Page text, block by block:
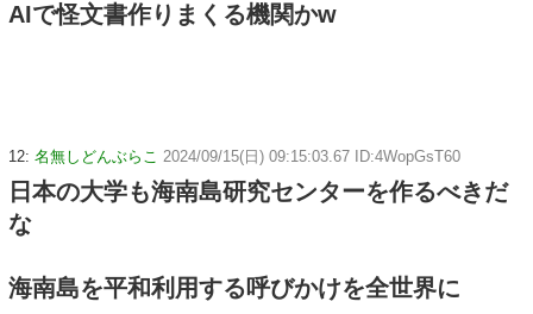
AIで怪文書作りまくる機関かw
12: 名無しどんぶらこ 2024/09/15(日) 09:15:03.67 ID:4WopGsT60
日本の大学も海南島研究センターを作るべきだ
な
海南島を平和利用する呼びかけを全世界に